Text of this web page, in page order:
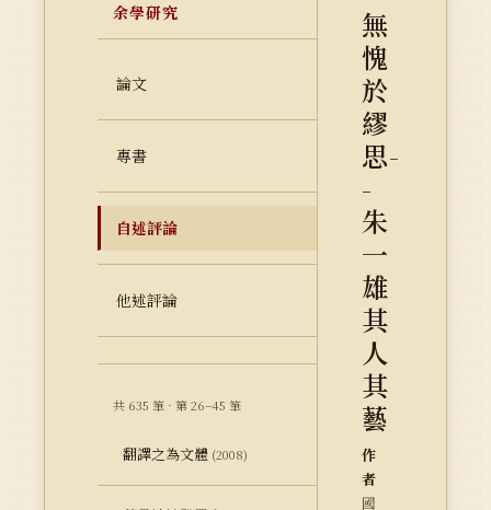
余學研究
論文
專書
自述評論
他述評論
共 635 筆 · 第 26–45 筆
翻譯之為文體 (2008)
無
愧
於
繆
思-
-
朱
一
雄
其
人
其
藝
作
者
國